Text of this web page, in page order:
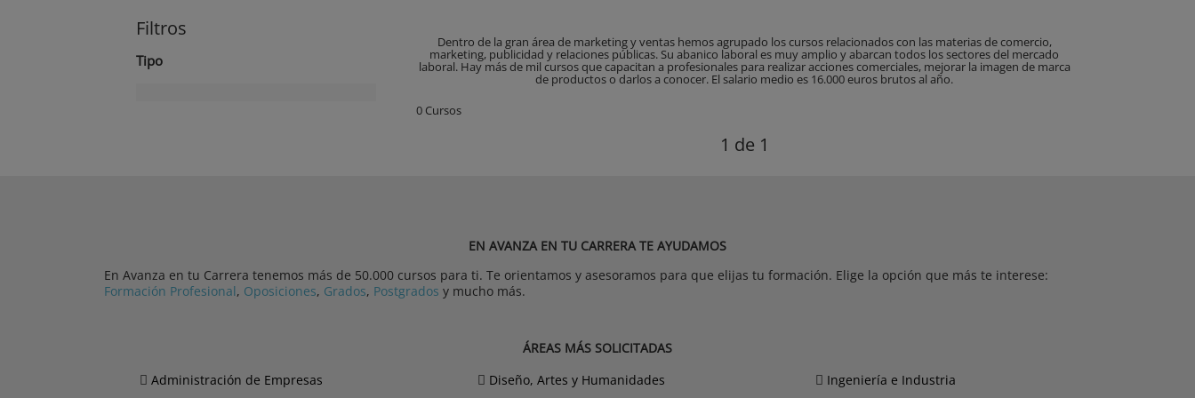
Filtros
Tipo
Dentro de la gran área de marketing y ventas hemos agrupado los cursos relacionados con las materias de comercio,
marketing, publicidad y relaciones públicas. Su abanico laboral es muy amplio y abarcan todos los sectores del mercado
laboral. Hay más de mil cursos que capacitan a profesionales para realizar acciones comerciales, mejorar la imagen de marca
de productos o darlos a conocer. El salario medio es 16.000 euros brutos al año.
0 Cursos
1 de 1
EN AVANZA EN TU CARRERA TE AYUDAMOS
En Avanza en tu Carrera tenemos más de 50.000 cursos para ti. Te orientamos y asesoramos para que elijas tu formación. Elige la opción que más te interese:
Formación Profesional, Oposiciones, Grados, Postgrados y mucho más.
ÁREAS MÁS SOLICITADAS
Administración de Empresas
Diseño, Artes y Humanidades
Ingeniería e Industria